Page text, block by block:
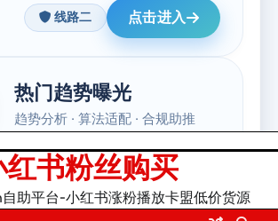
红书粉丝购买
助平台-小红书涨粉播放卡盟低价货源